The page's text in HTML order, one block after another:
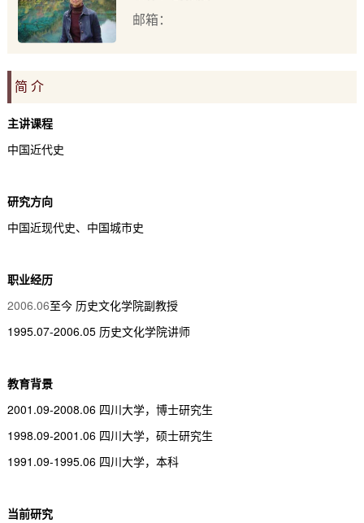
邮箱：
简 介
主讲课程
中国近代史
研究方向
中国近现代史、中国城市史
职业经历
2006.06至今 历史文化学院副教授
1995.07-2006.05 历史文化学院讲师
教育背景
2001.09-2008.06 四川大学，博士研究生
1998.09-2001.06 四川大学，硕士研究生
1991.09-1995.06 四川大学，本科
当前研究